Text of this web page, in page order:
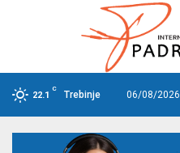
22.1
C
Trebinje 06/08/2026